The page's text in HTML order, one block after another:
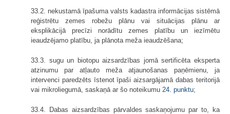
33.2. nekustamā īpašuma valsts kadastra informācijas sistēmā
reģistrētu zemes robežu plānu vai situācijas plānu ar
eksplikācijā precīzi norādītu zemes platību un iezīmētu
ieaudzējamo platību, ja plānota meža ieaudzēšana;
33.3. sugu un biotopu aizsardzības jomā sertificēta eksperta
atzinumu par atļauto meža atjaunošanas paņēmienu, ja
intervenci paredzēts īstenot īpaši aizsargājamā dabas teritorijā
vai mikroliegumā, saskaņā ar šo noteikumu 24. punktu;
33.4. Dabas aizsardzības pārvaldes saskaņojumu par to, ka